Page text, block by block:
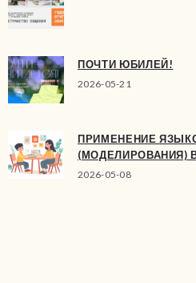
ПОЧТИ ЮБИЛЕЙ!
2026-05-21
ПРИМЕНЕНИЕ
(МОДЕЛИРОВАНИЯ)
2026-05-08